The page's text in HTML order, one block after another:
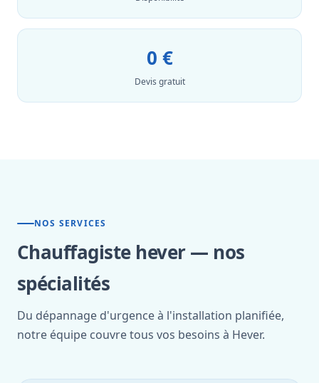
0 €
Devis gratuit
NOS SERVICES
Chauffagiste hever — nos
spécialités
Du dépannage d'urgence à l'installation planifiée,
notre équipe couvre tous vos besoins à Hever.